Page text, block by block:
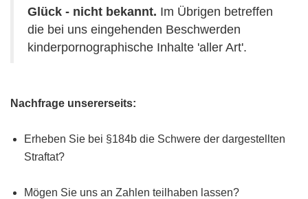
Glück - nicht bekannt. Im Übrigen betreffen
die bei uns eingehenden Beschwerden
kinderpornographische Inhalte 'aller Art'.
Nachfrage unsererseits:
Erheben Sie bei §184b die Schwere der dargestellten
Straftat?
Mögen Sie uns an Zahlen teilhaben lassen?